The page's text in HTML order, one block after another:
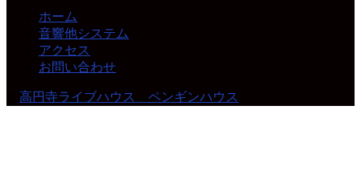
ホーム
音響他システム
アクセス
お問い合わせ
高円寺ライブハウス ペンギンハウス